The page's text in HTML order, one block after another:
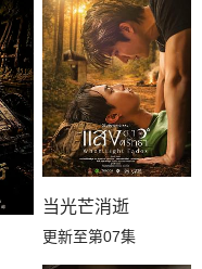
当光芒消逝
更新至第07集